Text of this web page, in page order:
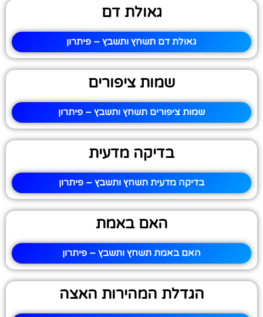
גאולת דם
גאולת דם תשחץ ותשבץ – פיתרון
שמות ציפורים
שמות ציפורים תשחץ ותשבץ – פיתרון
בדיקה מדעית
בדיקה מדעית תשחץ ותשבץ – פיתרון
האם באמת
האם באמת תשחץ ותשבץ – פיתרון
הגדלת המהירות האצה